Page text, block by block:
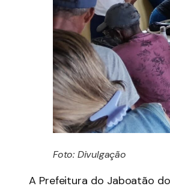
Foto: Divulgação
A Prefeitura do Jaboatão